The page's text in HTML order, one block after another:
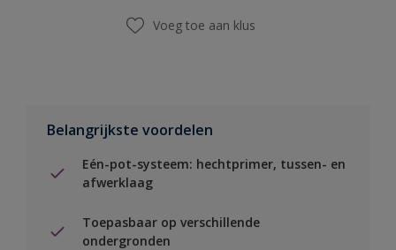
Voeg toe aan klus
Belangrijkste voordelen
Eén-pot-systeem: hechtprimer, tussen- en
afwerklaag
Toepasbaar op verschillende
ondergronden